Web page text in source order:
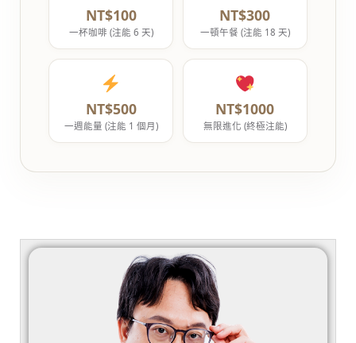
NT$100
一杯咖啡 (注能 6 天)
NT$300
一頓午餐 (注能 18 天)
NT$500
一週能量 (注能 1 個月)
NT$1000
無限進化 (終極注能)